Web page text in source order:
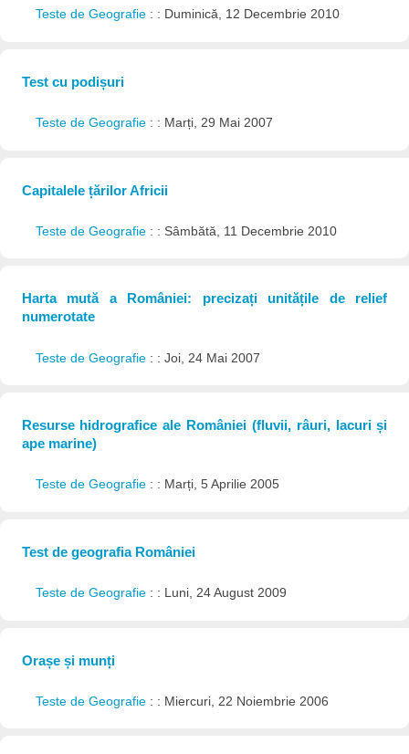
Teste de Geografie : : Duminică, 12 Decembrie 2010
Test cu podișuri
Teste de Geografie : : Marți, 29 Mai 2007
Capitalele țărilor Africii
Teste de Geografie : : Sâmbătă, 11 Decembrie 2010
Harta mută a României: precizați unitățile de relief
numerotate
Teste de Geografie : : Joi, 24 Mai 2007
Resurse hidrografice ale României (fluvii, râuri, lacuri și
ape marine)
Teste de Geografie : : Marți, 5 Aprilie 2005
Test de geografia României
Teste de Geografie : : Luni, 24 August 2009
Orașe și munți
Teste de Geografie : : Miercuri, 22 Noiembrie 2006